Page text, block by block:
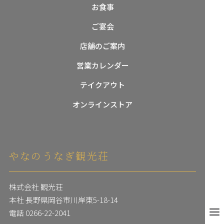
お食事
ご宴会
店舗のご案内
営業カレンダー
テイクアウト
オンラインストア
やなのうなぎ観光荘
株式会社 観光荘
本社 長野県岡谷市川岸東5-18-14
電話0266-22-2041 メニュー